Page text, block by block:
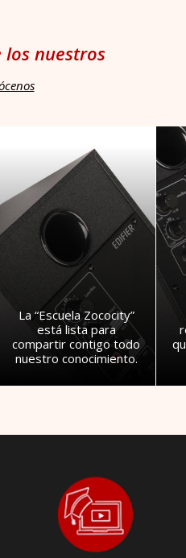
los nuestros
La “Escuela Zococity”
está lista para
compartir contigo todo
nuestro conocimiento.